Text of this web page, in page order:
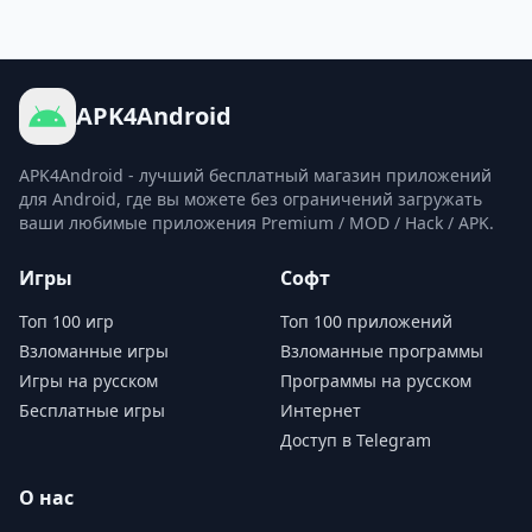
APK4Android
APK4Android - лучший бесплатный магазин приложений
для Android, где вы можете без ограничений загружать
ваши любимые приложения Premium / MOD / Hack / APK.
Игры
Топ 100 игр
Взломанные игры
Игры на русском
Бесплатные игры
Софт
Топ 100 приложений
Взломанные программы
Программы на русском
Интернет
Доступ в Telegram
О нас